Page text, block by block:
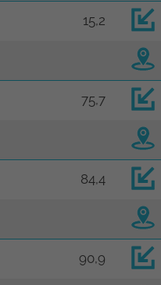
15,2
75,7
84,4
90,9